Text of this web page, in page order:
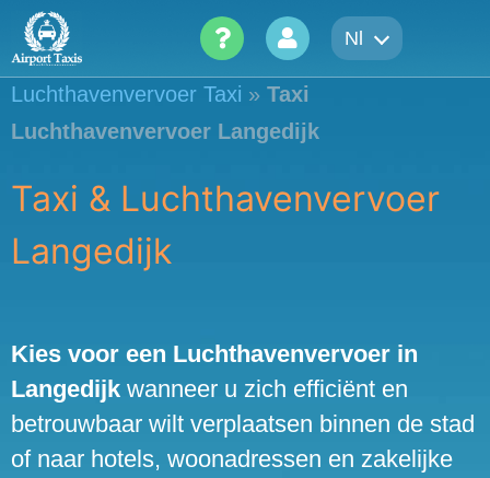
Skip
content
Nl
Luchthavenvervoer Taxi » Taxi
Luchthavenvervoer Langedijk
Taxi & Luchthavenvervoer
Langedijk
Kies voor een Luchthavenvervoer in
Langedijk wanneer u zich efficiënt en
betrouwbaar wilt verplaatsen binnen de stad
of naar hotels, woonadressen en zakelijke